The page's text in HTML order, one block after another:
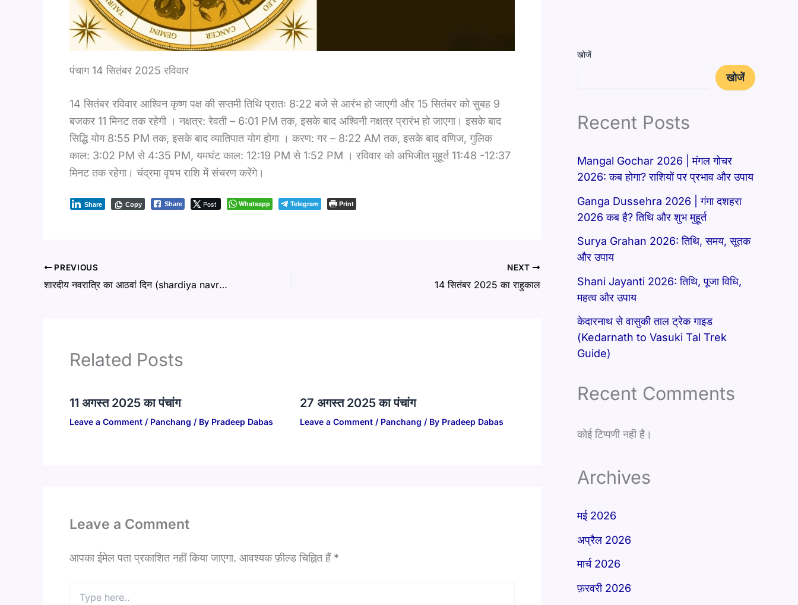
पंचाग 14 सितंबर 2025 रविवार
14 सितंबर रविवार आश्विन कृष्ण पक्ष की सप्तमी तिथि प्रातः 8:22 बजे से आरंभ हो जाएगी और 15 सितंबर को सुबह 9
बजकर 11 मिनट तक रहेगी । नक्षत्र: रेवती – 6:01 PM तक, इसके बाद अश्विनी नक्षत्र प्रारंभ हो जाएगा। इसके बाद
सिद्धि योग 8:55 PM तक, इसके बाद व्यातिपात योग होगा । करण: गर – 8:22 AM तक, इसके बाद वणिज, गुलिक
काल: 3:02 PM से 4:35 PM, यमघंट काल: 12:19 PM से 1:52 PM । रविवार को अभिजीत मुहूर्त 11:48 -12:37
मिनट तक रहेगा। चंद्रमा वृषभ राशि में संचरण करेंगे।
Share Post
Share Whatsapp Telegram
Copy Print
PREVIOUS
शारदीय नवरात्रि का आठवां दिन (shardiya navratri ka aathvan din) : महाअष्टमी पूजा विधि और महत्व
NEXT
14 सितंबर 2025 का राहुकाल
Related Posts
11 अगस्त 2025 का पंचांग
Leave a Comment / Panchang / By Pradeep Dabas
27 अगस्त 2025 का पंचांग
Leave a Comment / Panchang / By Pradeep Dabas
Leave a Comment
आपका ईमेल पता प्रकाशित नहीं किया जाएगा. आवश्यक फ़ील्ड चिह्नित हैं *
here..
खोजें
खोजें
Recent Posts
Mangal Gochar 2026 | मंगल गोचर
2026: कब होगा? राशियों पर प्रभाव और उपाय
Ganga Dussehra 2026 | गंगा दशहरा
2026 कब है? तिथि और शुभ मुहूर्त
Surya Grahan 2026: तिथि, समय, सूतक
और उपाय
Shani Jayanti 2026: तिथि, पूजा विधि,
महत्व और उपाय
केदारनाथ से वासुकी ताल ट्रेक गाइड
(Kedarnath to Vasuki Tal Trek
Guide)
Recent Comments
कोई टिप्पणी नही है।
Archives
मई 2026
अप्रैल 2026
मार्च 2026
फ़रवरी 2026